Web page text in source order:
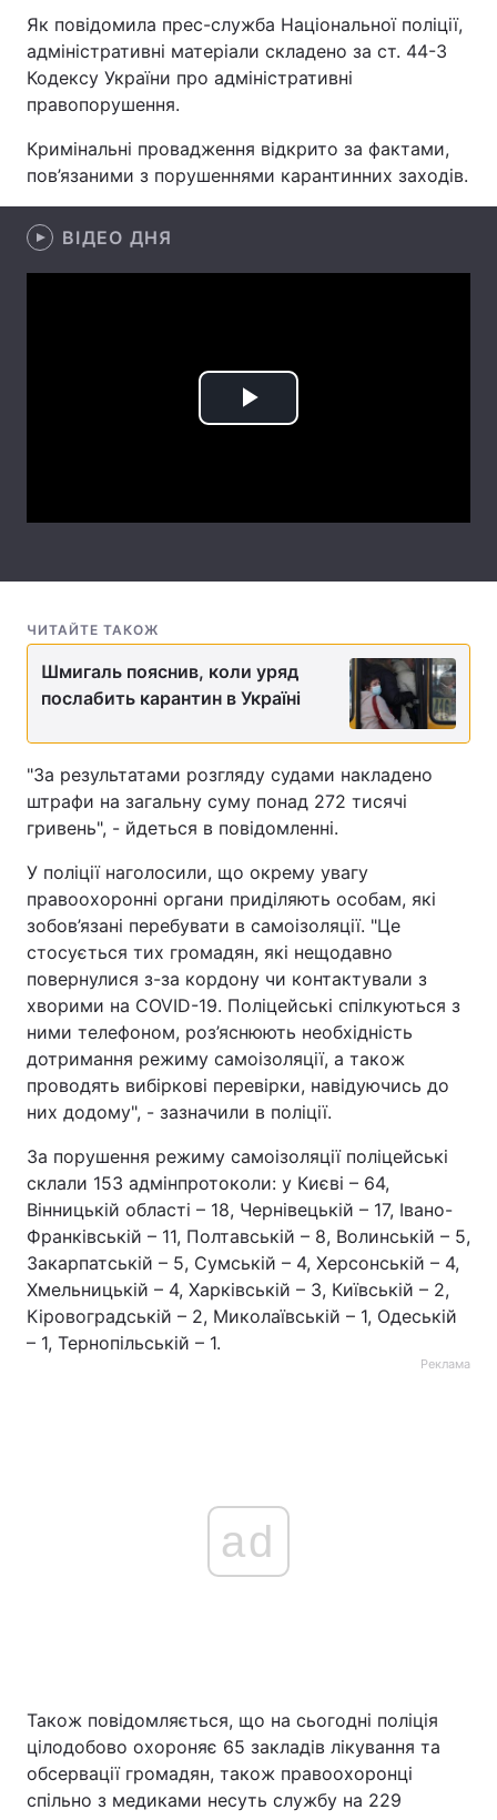
Економіка Світ
Спорт Наука
Техно і зв'язок
Зброя Інциденти
Контакти
Послуги
Тема оформлення
Як повідомила прес-служба Національної поліції,
адміністративні матеріали складено за ст. 44-3
Кодексу України про адміністративні
правопорушення.
Кримінальні провадження відкрито за фактами,
пов’язаними з порушеннями карантинних заходів.
ВІДЕО ДНЯ
Play
ЧИТАЙТЕ ТАКОЖ
Шмигаль пояснив, коли уряд
послабить карантин в Україні
"За результатами розгляду судами накладено
штрафи на загальну суму понад 272 тисячі
гривень", - йдеться в повідомленні.
У поліції наголосили, що окрему увагу
правоохоронні органи приділяють особам, які
зобов’язані перебувати в самоізоляції. "Це
стосується тих громадян, які нещодавно
повернулися з-за кордону чи контактували з
хворими на COVID-19. Поліцейські спілкуються з
ними телефоном, роз’яснюють необхідність
дотримання режиму самоізоляції, а також
проводять вибіркові перевірки, навідуючись до
них додому", - зазначили в поліції.
За порушення режиму самоізоляції поліцейські
склали 153 адмінпротоколи: у Києві – 64,
Вінницькій області – 18, Чернівецькій – 17, Івано-
Франківській – 11, Полтавській – 8, Волинській – 5,
Закарпатській – 5, Сумській – 4, Херсонській – 4,
Хмельницькій – 4, Харківській – 3, Київській – 2,
Кіровоградській – 2, Миколаївській – 1, Одеській
– 1, Тернопільській – 1.
Реклама
ad
Також повідомляється, що на сьогодні поліція
цілодобово охороняє 65 закладів лікування та
обсервації громадян, також правоохоронці
спільно з медиками несуть службу на 229